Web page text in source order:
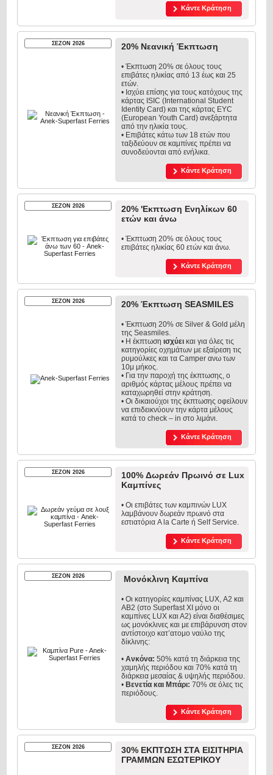
Κάντε Κράτηση
ΣΕΖΟΝ 2026 20% Νεανική Έκπτωση
• Έκπτωση 20% σε όλους τους
επιβάτες ηλικίας από 13 έως και 25
ετών.
• Ισχύει επίσης για τους κατόχους της
κάρτας ISIC (International Student
Identity Card) και της κάρτας EYC
(European Youth Card) ανεξάρτητα
από την ηλικία τους.
• Επιβάτες κάτω των 18 ετών που
ταξιδεύουν σε καμπίνες πρέπει να
συνοδεύονται από ενήλικα.
Κάντε Κράτηση
ΣΕΖΟΝ 2026
20% 'Εκπτωση Eνηλίκων 60
ετών και άνω
• Έκπτωση 20% σε όλους τους
επιβάτες ηλικίας 60 ετών και άνω.
Κάντε Κράτηση
ΣΕΖΟΝ 2026 20% Έκπτωση SEASMILES
• Έκπτωση 20% σε Silver & Gold μέλη
της Seasmiles.
• Η έκπτωση ισχύεικαι για όλες τις
κατηγορίες οχημάτων με εξαίρεση τις
ρυμούλκες και τα Camper ανω των
10μ μήκος.
• Για την παροχή της έκπτωσης, ο
αριθμός κάρτας μέλους πρέπει να
καταχωρηθεί στην κράτηση.
• Οι δικαιούχοι της έκπτωσης οφείλουν
να επιδεικνύουν την κάρτα μέλους
κατά το check – in στο λιμάνι.
Κάντε Κράτηση
ΣΕΖΟΝ 2026
100% Δωρεάν Πρωινό σε Lux
Καμπίνες
• Οι επιβάτες των καμπινών LUX
λαμβάνουν δωρεάν πρωινό στα
εστιατόρια A la Carte ή Self Service.
Κάντε Κράτηση
ΣΕΖΟΝ 2026 Μονόκλινη Καμπίνα
• Οι κατηγορίες καμπίνας LUX, Α2 και
ΑΒ2 (στο Superfast XI μόνο οι
καμπίνες LUX και Α2) είναι διαθέσιμες
ως μονόκλινες και με επιβάρυνση στον
αντίστοιχο κατ’ατομο ναύλο της
δίκλινης:
• Ανκόνα: 50% κατά τη διάρκεια της
χαμηλής περιόδου και 70% κατά τη
διάρκεια μεσαίας & υψηλής περιόδου.
• Βενετία και Μπάρι: 70% σε όλες τις
περιόδους.
Κάντε Κράτηση
ΣΕΖΟΝ 2026
30% ΕΚΠΤΩΣΗ ΣΤΑ ΕΙΣΙΤΗΡΙΑ
ΓΡΑΜΜΩΝ ΕΣΩΤΕΡΙΚΟΥ